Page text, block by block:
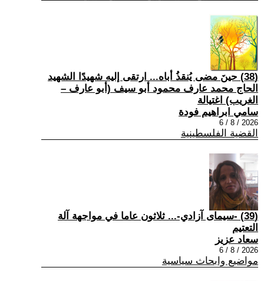
(38) حينَ مضى يُنقذُ أباه... ارتقى إليه شهيدًا الشهيد
الحاج محمد عارف محمود أبو سيف (أبو عارف –
الغريب) اغتيالة
سامي ابراهيم فودة
2026 / 8 / 6
القضية الفلسطينية
(39) -سيمای آزادي-... ثلاثون عاما في مواجهة آلة
التعتيم
سعاد عزيز
2026 / 8 / 6
مواضيع وابحاث سياسية